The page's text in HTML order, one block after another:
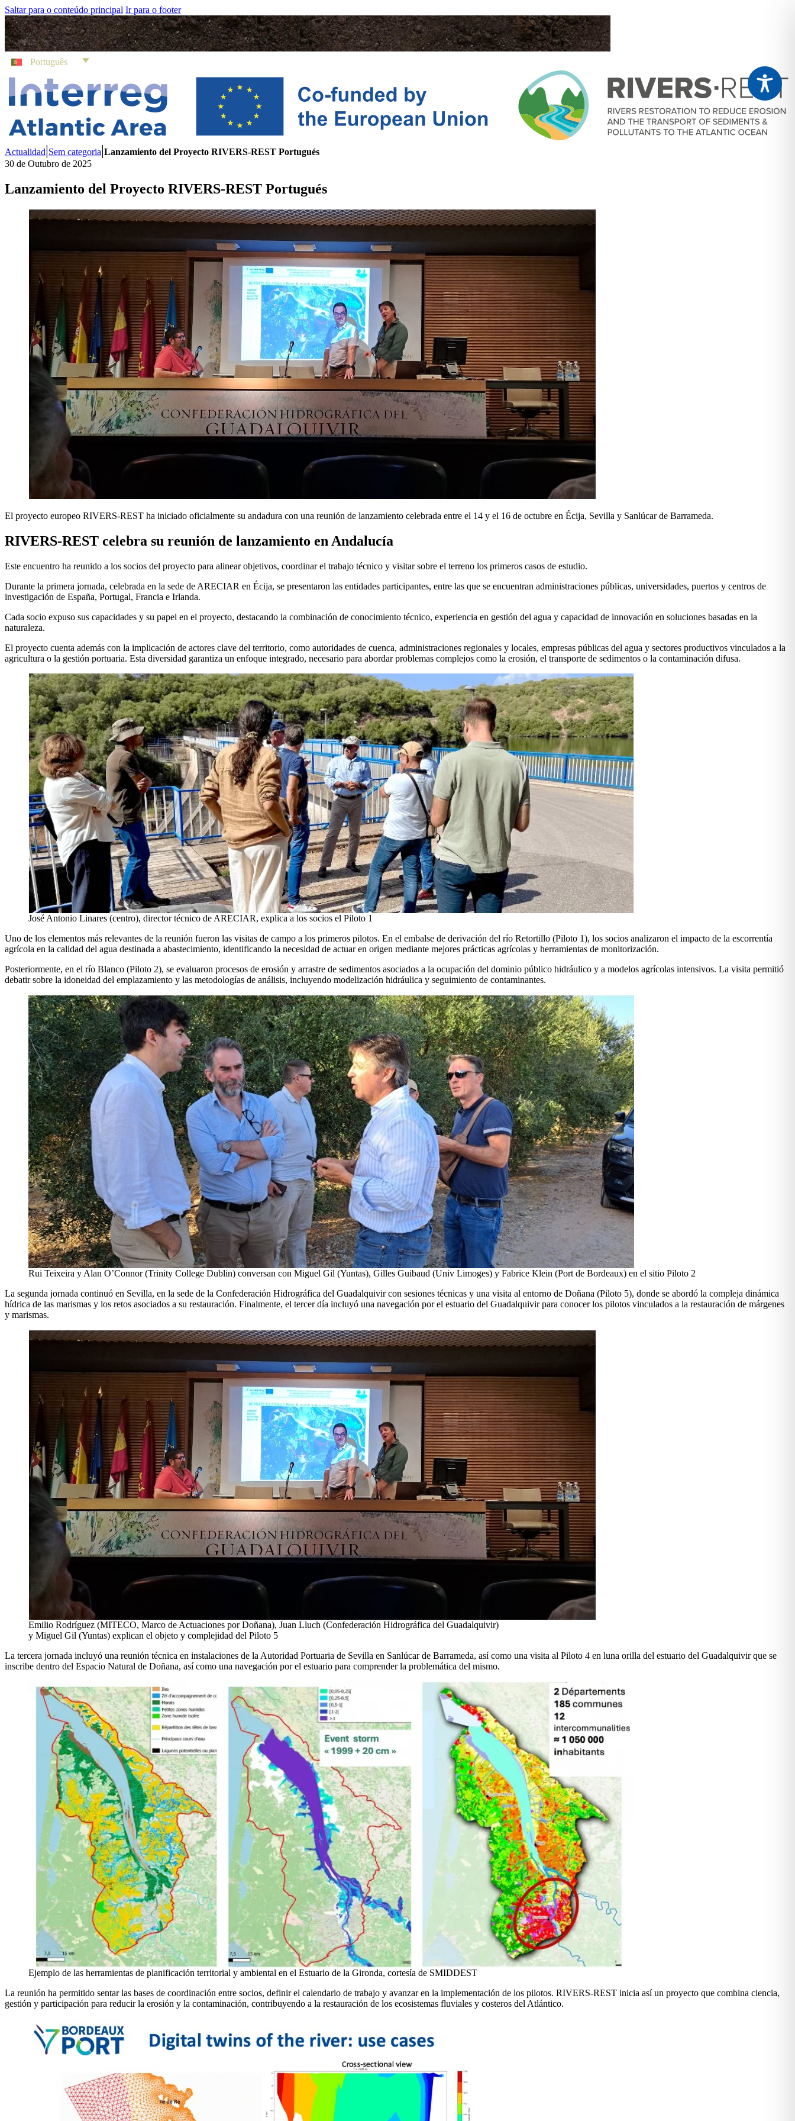
Saltar para o conteúdo principal Ir para o footer
Português
Actualidad|Sem categoria|Lanzamiento del Proyecto RIVERS-REST Portugués
30 de Outubro de 2025
Lanzamiento del Proyecto RIVERS-REST Portugués
El proyecto europeo RIVERS-REST ha iniciado oficialmente su andadura con una reunión de lanzamiento celebrada entre el 14 y el 16 de octubre en Écija, Sevilla y Sanlúcar de Barrameda.
RIVERS-REST celebra su reunión de lanzamiento en Andalucía
Este encuentro ha reunido a los socios del proyecto para alinear objetivos, coordinar el trabajo técnico y visitar sobre el terreno los primeros casos de estudio.
Durante la primera jornada, celebrada en la sede de ARECIAR en Écija, se presentaron las entidades participantes, entre las que se encuentran administraciones públicas, universidades, puertos y centros de
investigación de España, Portugal, Francia e Irlanda.
Cada socio expuso sus capacidades y su papel en el proyecto, destacando la combinación de conocimiento técnico, experiencia en gestión del agua y capacidad de innovación en soluciones basadas en la
naturaleza.
El proyecto cuenta además con la implicación de actores clave del territorio, como autoridades de cuenca, administraciones regionales y locales, empresas públicas del agua y sectores productivos vinculados a la
agricultura o la gestión portuaria. Esta diversidad garantiza un enfoque integrado, necesario para abordar problemas complejos como la erosión, el transporte de sedimentos o la contaminación difusa.
José Antonio Linares (centro), director técnico de ARECIAR, explica a los socios el Piloto 1
Uno de los elementos más relevantes de la reunión fueron las visitas de campo a los primeros pilotos. En el embalse de derivación del río Retortillo (Piloto 1), los socios analizaron el impacto de la escorrentía
agrícola en la calidad del agua destinada a abastecimiento, identificando la necesidad de actuar en origen mediante mejores prácticas agrícolas y herramientas de monitorización.
Posteriormente, en el río Blanco (Piloto 2), se evaluaron procesos de erosión y arrastre de sedimentos asociados a la ocupación del dominio público hidráulico y a modelos agrícolas intensivos. La visita permitió
debatir sobre la idoneidad del emplazamiento y las metodologías de análisis, incluyendo modelización hidráulica y seguimiento de contaminantes.
Rui Teixeira y Alan O’Connor (Trinity College Dublin) conversan con Miguel Gil (Yuntas), Gilles Guibaud (Univ Limoges) y Fabrice Klein (Port de Bordeaux) en el sitio Piloto 2
La segunda jornada continuó en Sevilla, en la sede de la Confederación Hidrográfica del Guadalquivir con sesiones técnicas y una visita al entorno de Doñana (Piloto 5), donde se abordó la compleja dinámica
hídrica de las marismas y los retos asociados a su restauración. Finalmente, el tercer día incluyó una navegación por el estuario del Guadalquivir para conocer los pilotos vinculados a la restauración de márgenes
y marismas.
Emilio Rodríguez (MITECO, Marco de Actuaciones por Doñana), Juan Lluch (Confederación Hidrográfica del Guadalquivir)
y Miguel Gil (Yuntas) explican el objeto y complejidad del Piloto 5
La tercera jornada incluyó una reunión técnica en instalaciones de la Autoridad Portuaria de Sevilla en Sanlúcar de Barrameda, así como una visita al Piloto 4 en luna orilla del estuario del Guadalquivir que se
inscribe dentro del Espacio Natural de Doñana, así como una navegación por el estuario para comprender la problemática del mismo.
Ejemplo de las herramientas de planificación territorial y ambiental en el Estuario de la Gironda, cortesía de SMIDDEST
La reunión ha permitido sentar las bases de coordinación entre socios, definir el calendario de trabajo y avanzar en la implementación de los pilotos. RIVERS-REST inicia así un proyecto que combina ciencia,
gestión y participación para reducir la erosión y la contaminación, contribuyendo a la restauración de los ecosistemas fluviales y costeros del Atlántico.